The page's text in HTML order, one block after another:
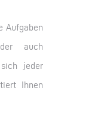
Aufgaben
auch
sich jeder
Ihnen